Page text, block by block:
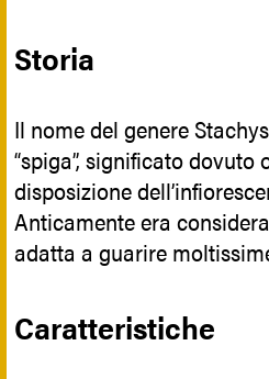
Storia
Il nome del genere
“spiga”, significato
disposizione
Anticamente era
adatta a guarire
Caratteristiche